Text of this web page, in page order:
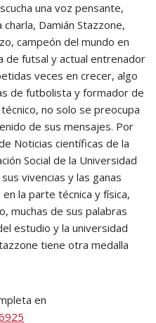
una voz pensante,
Damián Stazzone,
campeón del mundo en
de futsal y actual entrenador
veces en crecer, algo
de futbolista y formador de
no solo se preocupa
de sus mensajes. Por
Noticias científicas de la
Social de la Universidad
vivencias y las ganas
la parte técnica y física,
muchas de sus palabras
estudio y la universidad
tiene otra medalla
en